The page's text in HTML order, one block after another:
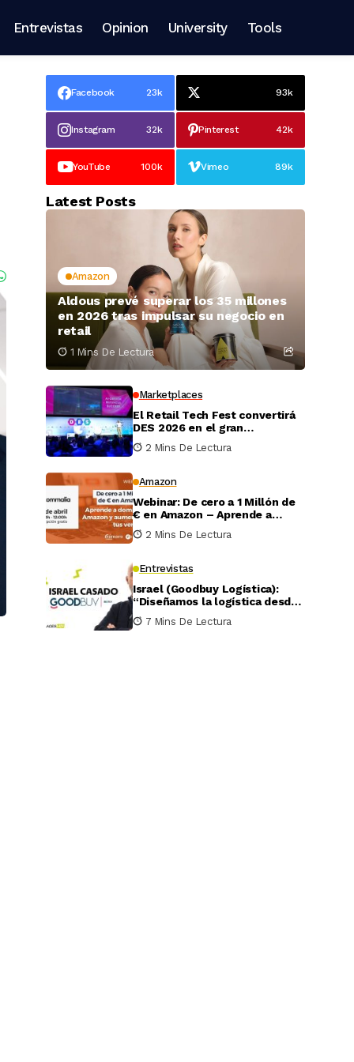
Entrevistas Opinion University Tools
Facebook 23k 93k
Instagram 32k Pinterest 42k
YouTube 100k Vimeo 89k
Latest Posts
Amazon
Aldous prevé superar los 35 millones
en 2026 tras impulsar su negocio en
retail
1 Mins De Lectura
Marketplaces
El Retail Tech Fest convertirá
DES 2026 en el gran
escaparate tecnológico del
comercio minorista
2 Mins De Lectura
Amazon
Webinar: De cero a 1 Millón de
€ en Amazon – Aprende a
dominar Amazon y aumentar
tus ventas
2 Mins De Lectura
Entrevistas
Israel (Goodbuy Logística):
“Diseñamos la logística desde
el lado real del vendedor
online”
7 Mins De Lectura